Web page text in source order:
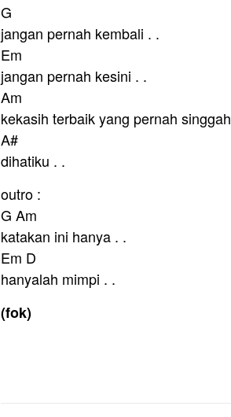
G
jangan pernah kembali . .
Em
jangan pernah kesini . .
Am
kekasih terbaik yang pernah singgah
A#
dihatiku . .
outro :
G Am
katakan ini hanya . .
Em D
hanyalah mimpi . .
(fok)